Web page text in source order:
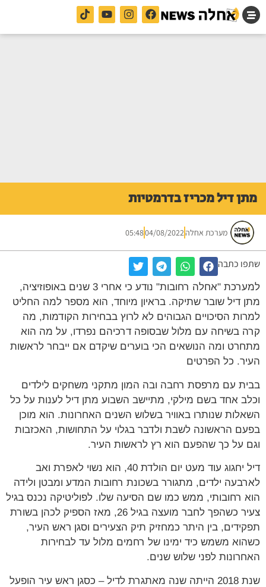
מתן דיל מכריז בדרמטיות
מערכת אחלה04/08/2022
05:48
שתפו כתבה
למערכת "אחלה רחובות" נודע כי אחרי 3 שנים באופוזיציה,
מתן דיל שובר שתיקה. בראיון מיוחד, הוא מספר למה החליט
למרות הסיכויים הגבוהים לא לרוץ בבחירות הקודמות, מה
קרה בשיחה עם מלול שבסופה דרכיהם נפרדו, על מה הוא
מתחרט ומה הנושאים הכי בוערים שיקדם אם ייבחר לראשות
העיר. כל הפרטים
בבית עם מרפסת רחבה ובה המון מתקני משחקים לילדים
וכלב אחד בשם מילקי, מתיישב השבוע מתן דיל לענות על כל
השאלות שנותרו באוויר בשלוש השנים האחרונות. הוא מוכן
בפעם הראשונה לשבת ולדבר בגלוי על התחושות, האכזבות
וגם על כך שהפעם הוא רץ לראשות העיר.
דיל יחגוג עוד מעט יום הולדת 40, הוא נשוי לאפרת ואב
לארבעה ילדים, מתגורר בשכונת רחובות המדע ומבטן ולידה
הוא רחובותי, ממש כמו שם הסיעה שלו. לפוליטיקה נכנס בגיל
צעיר כשהפך לחבר מועצה בגיל 26, מאז הספיק לכהן בשורת
תפקידים, בין היתר כמחזיק תיק הצעירים וסגן ראש העיר,
כשהוא משמש כיד ימינו של רחמים מלול עד לבחירות
האחרונות לפני שלוש שנים.
שנת 2018 הייתה שנה מאתגרת לדיל – כסגן ראש עיר הופעל